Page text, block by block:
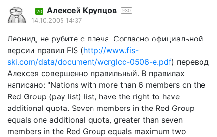
20 Алексей Крупцов 930
14.10.2005 14:37
Леонид, не рубите с плеча. Согласно официальной
версии правил FIS (http://www.fis-
ski.com/data/document/wcrglcc-0506-e.pdf) перевод
Алексея совершенно правильный. В правилах
написано: "Nations with more than 6 members on the
Red Group (pay list) list, have the right to have
additional quota. Seven members in the Red Group
equals one additional quota, greater than seven
members in the Red Group equals maximum two